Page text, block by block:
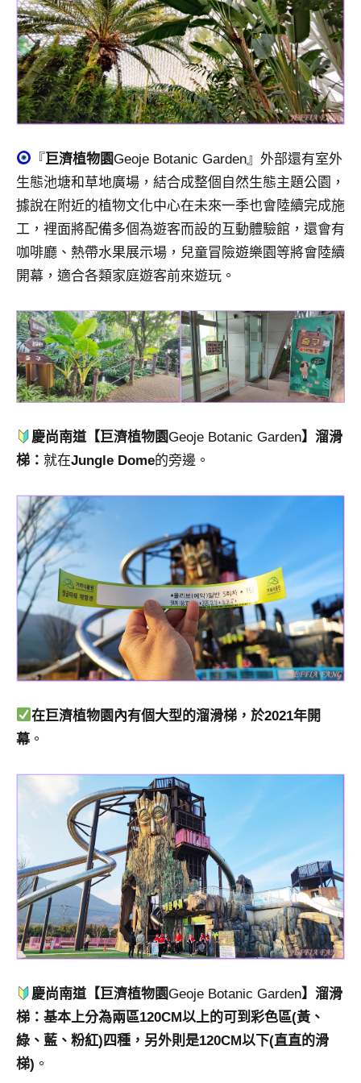
『巨濟植物園Geoje Botanic Garden』外部還有室外
生態池塘和草地廣場，結合成整個自然生態主題公園，
據說在附近的植物文化中心在未來一季也會陸續完成施
工，裡面將配備多個為遊客而設的互動體驗館，還會有
咖啡廳、熱帶水果展示場，兒童冒險遊樂園等將會陸續
開幕，適合各類家庭遊客前來遊玩。
慶尚南道【巨濟植物園Geoje Botanic Garden】溜滑
梯： 就在Jungle Dome的旁邊。
在巨濟植物園內有個大型的溜滑梯，於2021年開
幕。
慶尚南道【巨濟植物園Geoje Botanic Garden】溜滑
梯：基本上分為兩區120CM以上的可到彩色區(黃 、
綠 、 藍 、 粉紅)四種，另外則是120CM以下(直直的滑
梯) 。